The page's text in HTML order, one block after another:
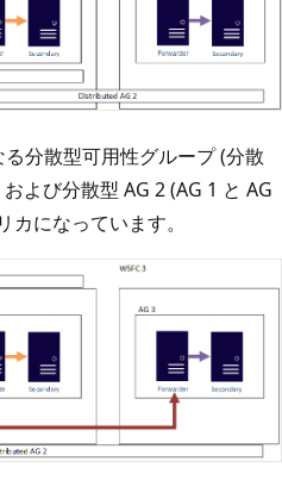
分散型可用性グループ (分散
よび分散型 AG 2 (AG 1 と AG
になっています。